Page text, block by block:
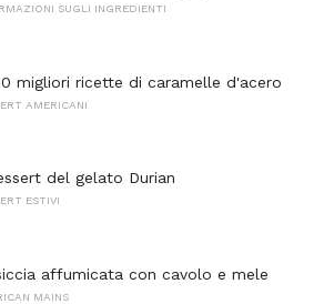
SUGLI INGREDIENTI
migliori ricette di caramelle d'acero
AMERICANI
del gelato Durian
ESTIVI
affumicata con cavolo e mele
MAINS